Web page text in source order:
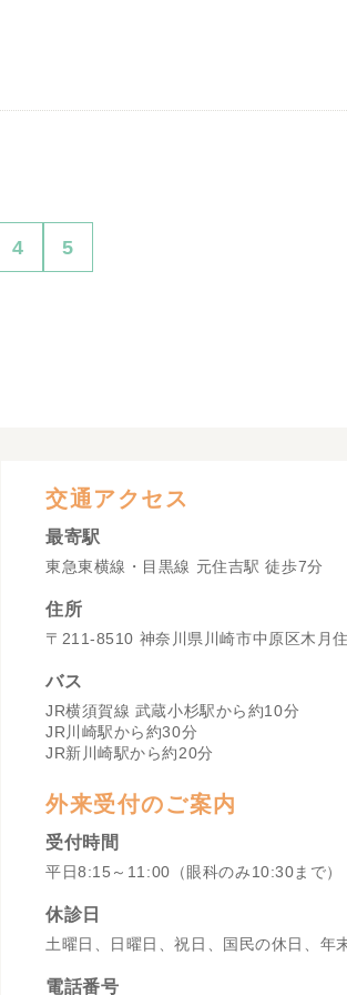
4 5
交通アクセス
最寄駅
東急東横線・目黒線 元住吉駅 徒歩7分
住所
〒211-8510 神奈川県川崎市中原区木月
バス
JR横須賀線 武蔵小杉駅から約10分
JR川崎駅から約30分
JR新川崎駅から約20分
外来受付のご案内
受付時間
平日8:15～11:00（眼科のみ10:30まで）
休診日
土曜日、日曜日、祝日、国民の休日、年
電話番号